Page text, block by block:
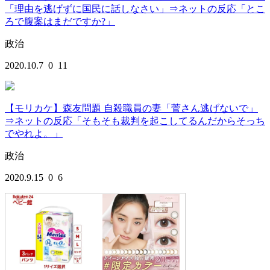
「理由を逃げずに国民に話しなさい」⇒ネットの反応「とこ
ろで腹案はまだですか?」
政治
2020.10.7 0 11
【モリカケ】森友問題 自殺職員の妻「菅さん逃げないで」
⇒ネットの反応「そもそも裁判を起こしてるんだからそっち
でやれよ。」
政治
2020.9.15 0 6